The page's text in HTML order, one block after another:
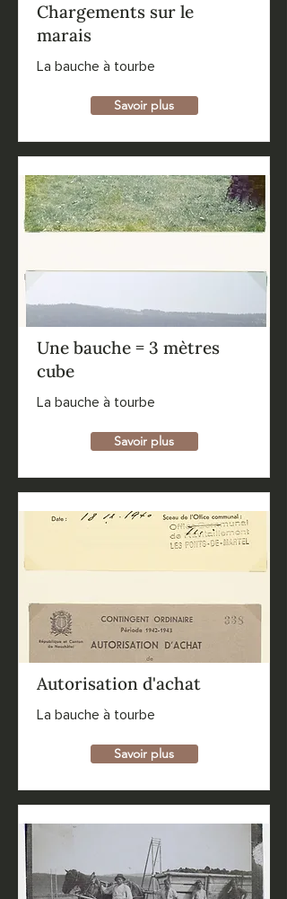
Chargements sur le
marais
La bauche à tourbe
Savoir plus
Une bauche = 3 mètres
cube
La bauche à tourbe
Savoir plus
Autorisation d'achat
La bauche à tourbe
Savoir plus